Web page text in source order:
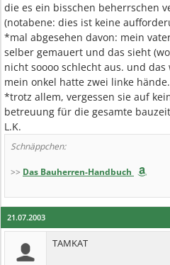
die es ein bisschen beherrschen
(notabene: dies ist keine
*mal abgesehen davon: mein
selber gemauert und das sieht
nicht soooo schlecht aus. und
mein onkel hatte zwei linke hände.
*trotz allem, vergessen sie auf
betreuung für die gesamte
L.K.
Schnäppchen:
>> Das Bauherren-Handbuch
21.07.2003
TAMKAT